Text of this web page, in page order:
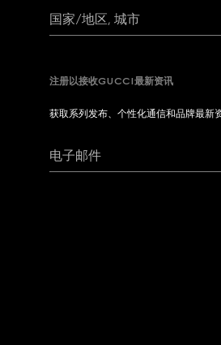
国家/地区, 城市
注册以接收GUCCI最新资讯
获取系列发布、个性化通信和品牌最新
电子邮件